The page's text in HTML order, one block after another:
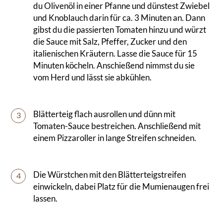
du Olivenöl in einer Pfanne und dünstest Zwiebel
und Knoblauch darin für ca. 3 Minuten an. Dann
gibst du die passierten Tomaten hinzu und würzt
die Sauce mit Salz, Pfeffer, Zucker und den
italienischen Kräutern. Lasse die Sauce für 15
Minuten köcheln. Anschießend nimmst du sie
vom Herd und lässt sie abkühlen.
3
Blätterteig flach ausrollen und dünn mit
Tomaten-Sauce bestreichen. Anschließend mit
einem Pizzaroller in lange Streifen schneiden.
4
Die Würstchen mit den Blätterteigstreifen
einwickeln, dabei Platz für die Mumienaugen frei
lassen.